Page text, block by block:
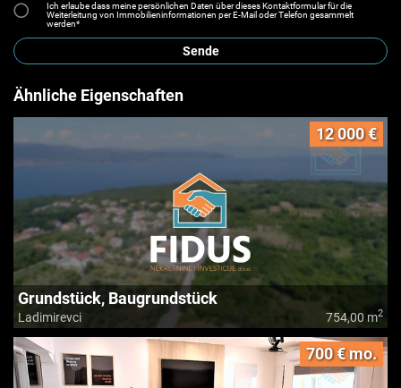
Ich erlaube dass meine persönlichen Daten über dieses Kontaktformular für die
Weiterleitung von Immobilieninformationen per E-Mail oder Telefon gesammelt
werden*
Sende
Ähnliche Eigenschaften
12 000 €
Grundstück, Baugrundstück
Ladimirevci 754,00 m2
700 € mo.